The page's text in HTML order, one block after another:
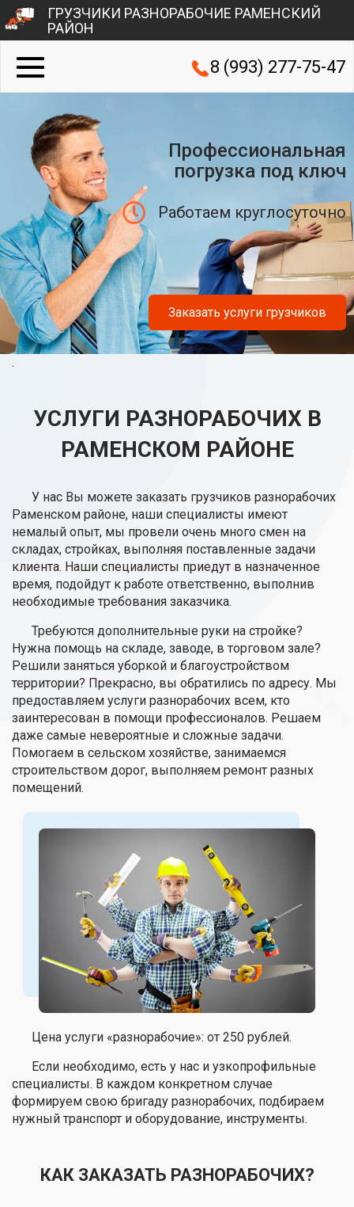
ГРУЗЧИКИ РАЗНОРАБОЧИЕ РАМЕНСКИЙ
РАЙОН
8 (993) 277-75-47
Профессиональная
погрузка под ключ
Работаем круглосуточно
Заказать услуги грузчиков
.
УСЛУГИ РАЗНОРАБОЧИХ В
РАМЕНСКОМ РАЙОНЕ
У нас Вы можете заказать грузчиков разнорабочих
Раменском районе, наши специалисты имеют
немалый опыт, мы провели очень много смен на
складах, стройках, выполняя поставленные задачи
клиента. Наши специалисты приедут в назначенное
время, подойдут к работе ответственно, выполнив
необходимые требования заказчика.
Требуются дополнительные руки на стройке?
Нужна помощь на складе, заводе, в торговом зале?
Решили заняться уборкой и благоустройством
территории? Прекрасно, вы обратились по адресу. Мы
предоставляем услуги разнорабочих всем, кто
заинтересован в помощи профессионалов. Решаем
даже самые невероятные и сложные задачи.
Помогаем в сельском хозяйстве, занимаемся
строительством дорог, выполняем ремонт разных
помещений.
Цена услуги «разнорабочие»: от 250 рублей.
Если необходимо, есть у нас и узкопрофильные
специалисты. В каждом конкретном случае
формируем свою бригаду разнорабочих, подбираем
нужный транспорт и оборудование, инструменты.
КАК ЗАКАЗАТЬ РАЗНОРАБОЧИХ?